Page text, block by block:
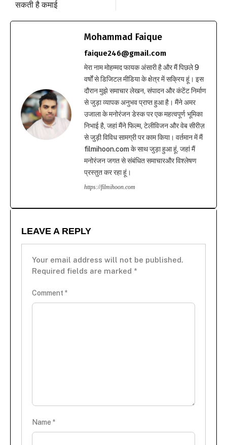
सकती है कमाई
Mohammad Faique
faique246@gmail.com
मेरा नाम मोहम्मद फायक अंसारी है और मैं पिछले 9
वर्षों से डिजिटल मीडिया के क्षेत्र में सक्रिय हूं। इस
दौरान मुझे समाचार लेखन, संपादन और कंटेंट निर्माण
से जुड़ा व्यापक अनुभव प्राप्त हुआ है। मैंने अमर
उजाला के मनोरंजन डेस्क पर एक महत्वपूर्ण भूमिका
निभाई है, जहां मैंने फिल्म, टेलीविजन और वेब सीरीज़
से जुड़ी विविध सामग्री पर काम किया। वर्तमान में मैं
filmihoon.com के साथ जुड़ा हुआ हूं, जहां मैं
मनोरंजन जगत से संबंधित समाचारऔर विश्लेषण
प्रस्तुत कर रहा हूं।
https://filmihoon.com
LEAVE A REPLY
Your email address will not be published.
Required fields are marked *
Comment *
Name *